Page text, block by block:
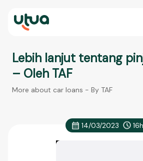
Lebih lanjut tentang
– Oleh TAF
More about car loans - By TAF
14/03/2023